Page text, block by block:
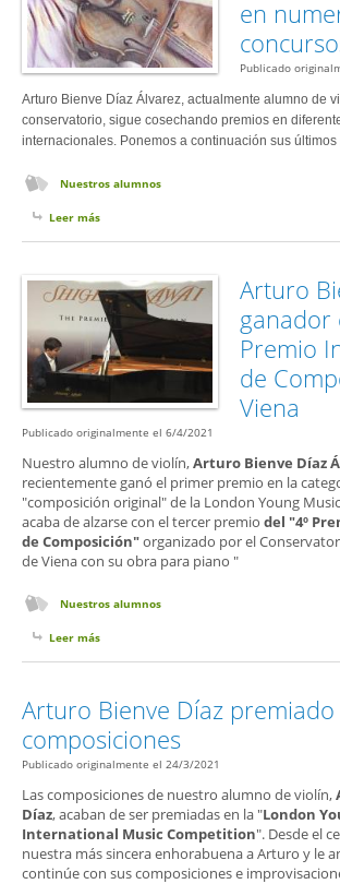
en
Publicado
Arturo Bienve Díaz Álvarez, actualmente alumno de
conservatorio, sigue cosechando premios en
internacionales. Ponemos a continuación sus últimos
Nuestros alumnos
Leer más
Arturo
ganador
Premio
de
Viena
Publicado originalmente el 6/4/2021
Nuestro alumno de violín,Arturo Bienve Díaz
recientemente ganó el primer premio en la
"composición original" de la London Young
acaba de alzarse con el tercer premio del "4º
de Composición"organizado por el
de Viena con su obra para piano "
Nuestros alumnos
Leer más
Arturo Bienve Díaz
composiciones
Publicado originalmente el 24/3/2021
Las composiciones de nuestro alumno de violín,
Díaz, acaban de ser premiadas en la "London
International Music Competition". Desde el
nuestra más sincera enhorabuena a Arturo y le
continúe con sus composiciones e